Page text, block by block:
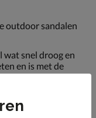
outdoor sandalen
snel droog en
en is met de